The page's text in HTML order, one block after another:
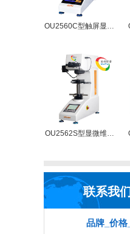
OU2560C型触屏显…
OU2562S型显微维…
联系我们
品牌_价格